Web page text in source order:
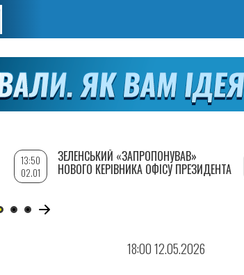
18:00 12.05.2026
13:50
02.01
ЗЕЛЕНСЬКИЙ «ЗАПРОПОНУВАВ»
НОВОГО КЕРІВНИКА ОФІСУ ПРЕЗИДЕНТА